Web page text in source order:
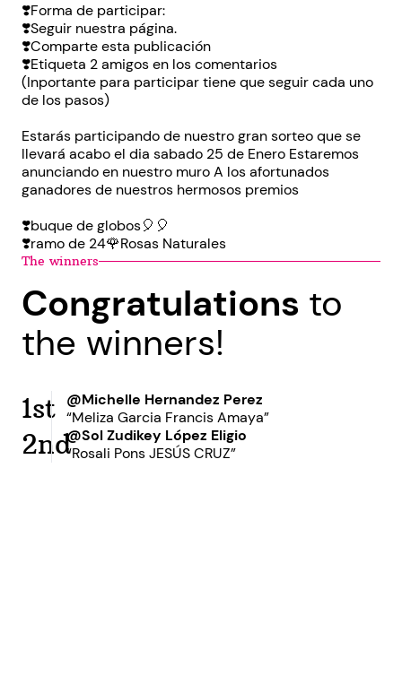
❣️Forma de participar:
❣️Seguir nuestra página.
❣️Comparte esta publicación
❣️Etiqueta 2 amigos en los comentarios
(Inportante para participar tiene que seguir cada uno
de los pasos)
Estarás participando de nuestro gran sorteo que se
llevará acabo el dia sabado 25 de Enero Estaremos
anunciando en nuestro muro A los afortunados
ganadores de nuestros hermosos premios
❣️buque de globos🎈🎈
❣️ramo de 24🌹Rosas Naturales
The winners
Congratulations to
the winners!
1st
@Michelle Hernandez Perez
“Meliza Garcia Francis Amaya”
2nd@Sol Zudikey López Eligio
“Rosali Pons JESÚS CRUZ”